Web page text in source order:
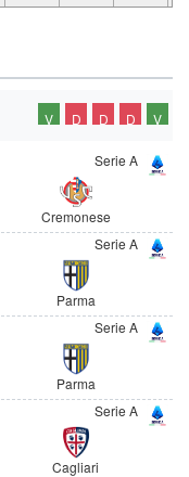
V D D D V
Serie A
Cremonese
Serie A
Parma
Serie A
Parma
Serie A
Cagliari